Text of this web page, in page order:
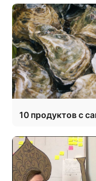
10 продуктов с